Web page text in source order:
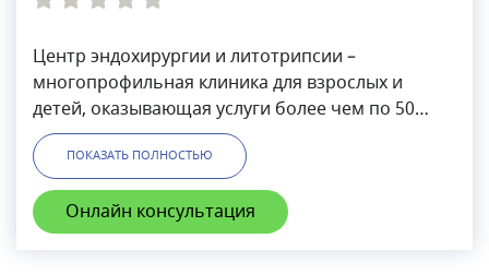
Центр эндохирургии и литотрипсии –
многопрофильная клиника для взрослых и
детей, оказывающая услуги более чем по 50
медицинским специальностям. Главный акцент
в работе центра сделан на эндоскопическую и
сердечно-сосудистую (эндоваскулярную)
хирургию. Центр эндохирургии и литотрипсии
совмещает стационар и поликлинику, где
ПОКАЗАТЬ ПОЛНОСТЬЮ
Онлайн консультация